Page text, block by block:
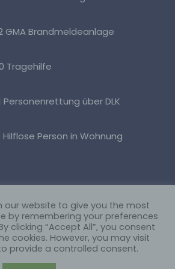
GMA Brandmeldeanlage
Tragehilfe
Personenrettung über DLK
Hilflose Person in Wohnung
Ötigheim
112 wählen!
our website to give you the most
by remembering your preferences
clicking “Accept All”, you consent
cookies. However, you may visit
provide a controlled consent.
Aspekte, die sich auf eine
zu bewerten,
Aspekte bezüglich Arbeitsleistung,
Gesundheit, persönlicher
Zuverlässigkeit, Verhalten,
oder vorherzusagen.
Daten in einer Weise, auf welche
Daten ohne Hinzuziehung
Person zugeordnet werden
Maßnahmen unterliegen, die
die personenbezogenen Daten
oder identifizierbaren
zugewiesen werden.